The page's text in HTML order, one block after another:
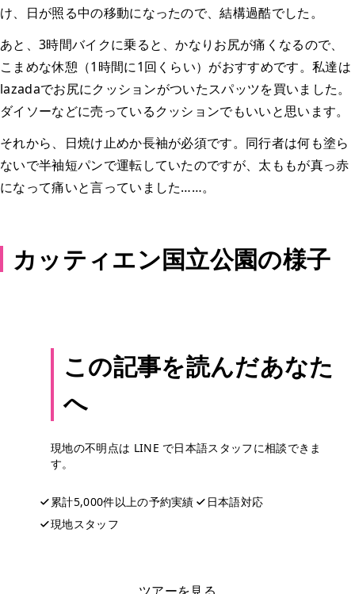
け、日が照る中の移動になったので、結構過酷でした。
あと、3時間バイクに乗ると、かなりお尻が痛くなるので、
こまめな休憩（1時間に1回くらい）がおすすめです。私達は
lazadaでお尻にクッションがついたスパッツを買いました。
ダイソーなどに売っているクッションでもいいと思います。
それから、日焼け止めか長袖が必須です。同行者は何も塗ら
ないで半袖短パンで運転していたのですが、太ももが真っ赤
になって痛いと言っていました……。
カッティエン国立公園の様子
この記事を読んだあなた
へ
現地の不明点は LINE で日本語スタッフに相談できま
す。
累計5,000件以上の予約実績
日本語対応
現地スタッフ